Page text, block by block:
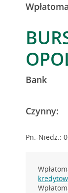
Bank
Czynny:
Pn.-Niedz.: